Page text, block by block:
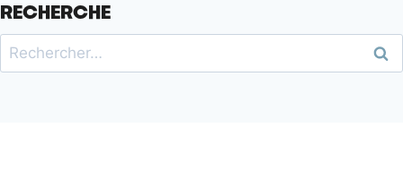
RECHERCHE